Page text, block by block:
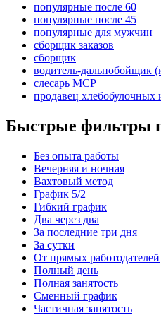
популярные после 60
популярные после 45
популярные для мужчин
сборщик заказов
сборщик
водитель-дальнобойщик
слесарь МСР
продавец хлебобулочных
Быстрые фильтры
Без опыта работы
Вечерняя и ночная
Вахтовый метод
График 5/2
Гибкий график
Два через два
За последние три дня
За сутки
От прямых работодателей
Полный день
Полная занятость
Сменный график
Частичная занятость